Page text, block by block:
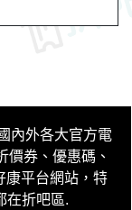
內外各大官方電
價券、優惠碼、
康平台網站，特
在折吧區.